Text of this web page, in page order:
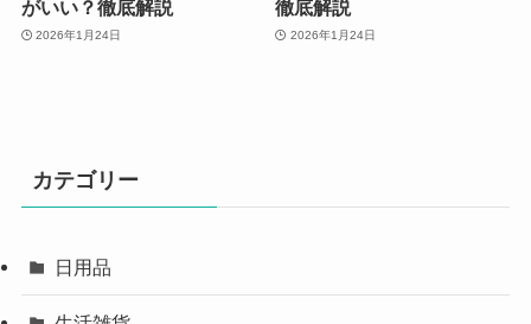
がいい？徹底解説
2026年1月24日
徹底解説
2026年1月24日
カテゴリー
日用品